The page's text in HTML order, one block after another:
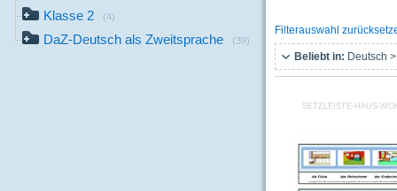
Klasse 2 (4)
DaZ-Deutsch als Zweitsprache (39)
Filterauswahl
Beliebt in: Deutsch
SETZLEISTE-HAUS-